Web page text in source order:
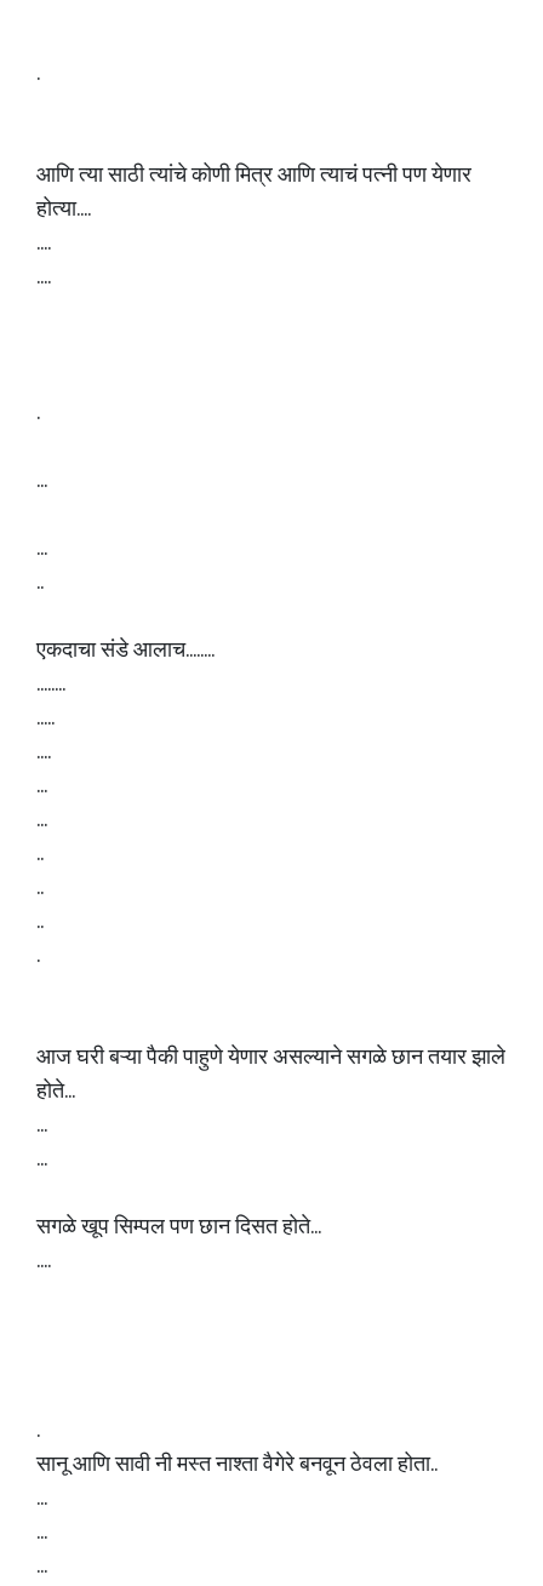
.
आणि त्या साठी त्यांचे कोणी मित्र आणि त्याचं पत्नी पण येणार
होत्या....
....
....
.
...
...
..
एकदाचा संडे आलाच........
........
.....
....
...
...
..
..
..
.
आज घरी बऱ्या पैकी पाहुणे येणार असल्याने सगळे छान तयार झाले
होते...
...
...
सगळे खूप सिम्पल पण छान दिसत होते...
....
.
सानू आणि सावी नी मस्त नाश्ता वैगेरे बनवून ठेवला होता..
...
...
...